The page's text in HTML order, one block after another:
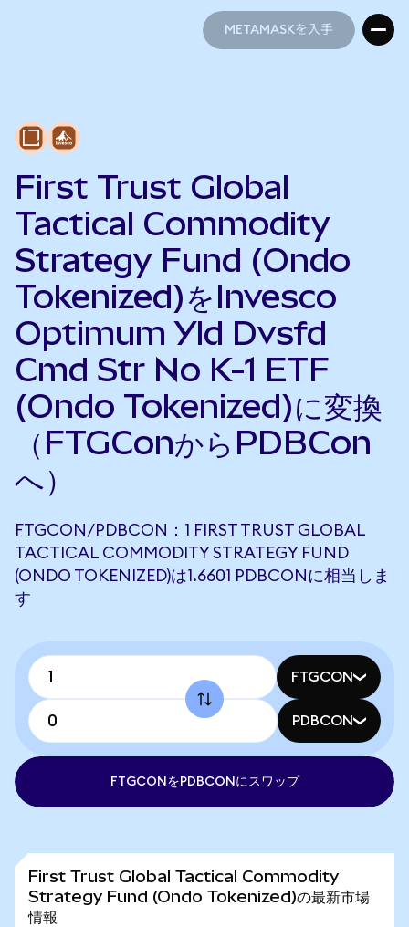
METAMASKを入手
First Trust Global
Tactical Commodity
Strategy Fund (Ondo
Tokenized)をInvesco
Optimum Yld Dvsfd
Cmd Str No K-1 ETF
(Ondo Tokenized)に変換
（FTGConからPDBCon
へ）
FTGCON/PDBCON：1 FIRST TRUST GLOBAL
TACTICAL COMMODITY STRATEGY FUND
(ONDO TOKENIZED)は1.6601 PDBCONに相当しま
す
FTGCON
PDBCON
FTGCONをPDBCONにスワップ
First Trust Global Tactical Commodity
Strategy Fund (Ondo Tokenized)の最新市場
情報